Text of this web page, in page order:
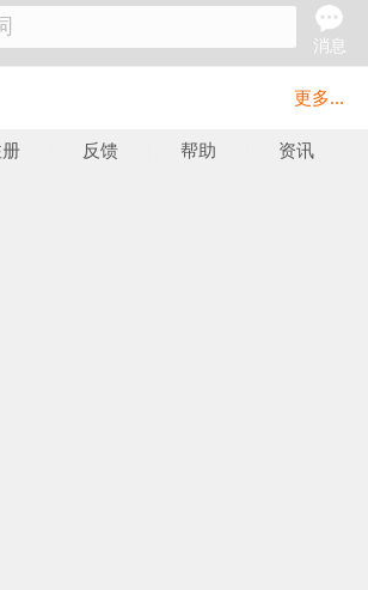
消息
更多...
反馈 帮助 资讯